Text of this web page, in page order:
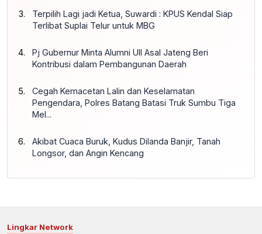
Terpilih Lagi jadi Ketua, Suwardi : KPUS Kendal Siap
Terlibat Suplai Telur untuk MBG
Pj Gubernur Minta Alumni UII Asal Jateng Beri
Kontribusi dalam Pembangunan Daerah
Cegah Kemacetan Lalin dan Keselamatan
Pengendara, Polres Batang Batasi Truk Sumbu Tiga
Mel...
Akibat Cuaca Buruk, Kudus Dilanda Banjir, Tanah
Longsor, dan Angin Kencang
Lingkar Network